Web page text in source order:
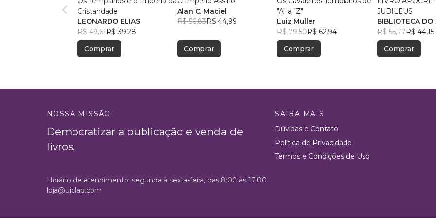
Cristandade
LEONARDO ELIAS
R$ 49,61R$ 39,28
Comprar
Alan C. Maciel
R$ 56,83R$ 44,99
Comprar
"A" a "Z"
Luiz Muller
R$ 79,50R$ 62,94
Comprar
JUBILEUS
BIBLIOTECA DO
R$ 55,77R$ 44,15
Comprar
NOSSA MISSÃO
Democratizar a publicação e venda de
livros.
SAIBA MAIS
Dúvidas e Contato
Política de Privacidade
Termos e Condições de Uso
Horário de atendimento: segunda à sexta-feira, das 8:00 às 17:00
loja@uiclap.com